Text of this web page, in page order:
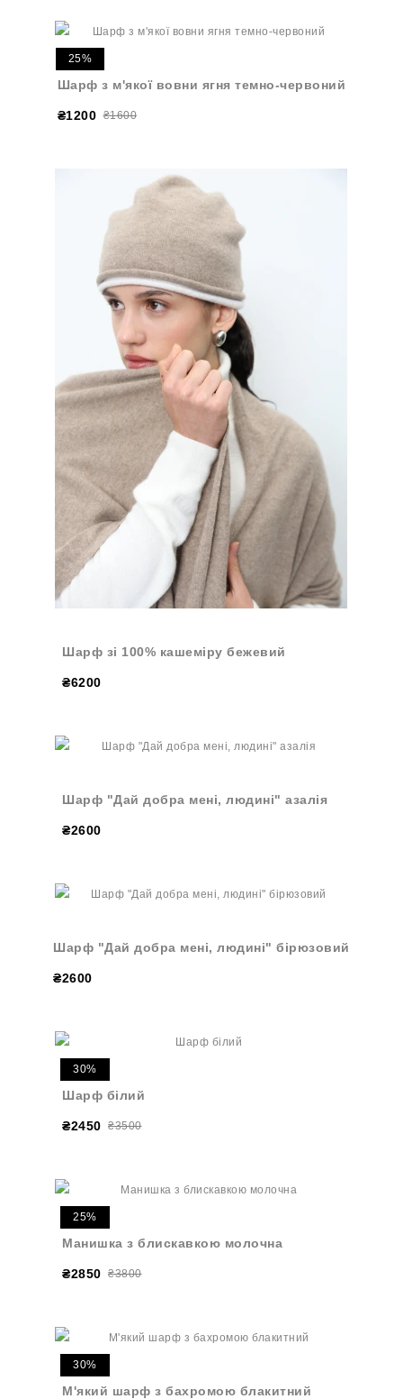
25%
Шарф з м'якої вовни ягня темно-червоний
₴1200 ₴1600
Шарф зі 100% кашеміру бежевий
₴6200
Шарф "Дай добра мені, людині" азалія
₴2600
Шарф "Дай добра мені, людині" бірюзовий
₴2600
30%
Шарф білий
₴2450 ₴3500
25%
Манишка з блискавкою молочна
₴2850 ₴3800
30%
М'який шарф з бахромою блакитний